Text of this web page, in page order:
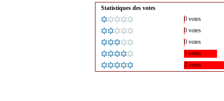
Statistiques des votes
0 votes
0 votes
0 votes
1 votes
2 votes